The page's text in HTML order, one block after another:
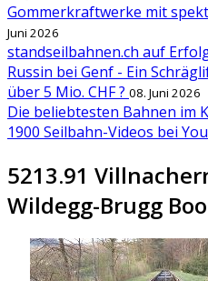
Gommerkraftwerke mit
Juni 2026
standseilbahnen.ch auf
Russin bei Genf - Ein
über 5 Mio. CHF ? 08. Juni 2026
Die beliebtesten Bahnen im
1900 Seilbahn-Videos bei
5213.91
Wildegg-Brugg